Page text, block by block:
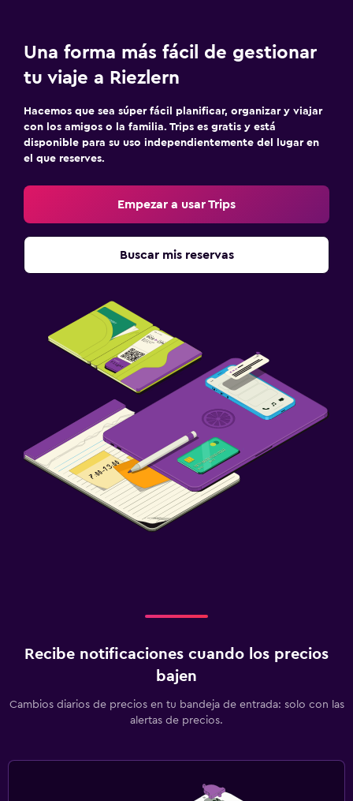
Una forma más fácil de gestionar
tu viaje a Riezlern
Hacemos que sea súper fácil planificar, organizar y viajar
con los amigos o la familia. Trips es gratis y está
disponible para su uso independientemente del lugar en
el que reserves.
Empezar a usar Trips
Buscar mis reservas
Recibe notificaciones cuando los precios
bajen
Cambios diarios de precios en tu bandeja de entrada: solo con las
alertas de precios.